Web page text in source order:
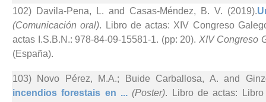
102) Davila-Pena, L. and Casas-Méndez, B. V. (2019).
(Comunicación oral). Libro de actas: XIV Congreso
actas I.S.B.N.: 978-84-09-15581-1. (pp: 20). XIV Congreso
(España).
103) Novo Pérez, M.A.; Buide Carballosa, A. and
incendios forestais en ...(Poster). Libro de actas: